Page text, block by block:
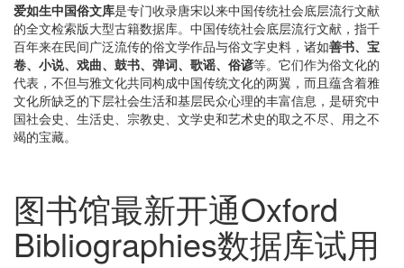
爱如生中国俗文库是专门收录唐宋以来中国传统社会底层流行文献
的全文检索版大型古籍数据库。中国传统社会底层流行文献，指千
百年来在民间广泛流传的俗文学作品与俗文字史料，诸如善书、宝
卷、小说、戏曲、鼓书、弹词、歌谣、俗谚等。它们作为俗文化的
代表，不但与雅文化共同构成中国传统文化的两翼，而且蕴含着雅
文化所缺乏的下层社会生活和基层民众心理的丰富信息，是研究中
国社会史、生活史、宗教史、文学史和艺术史的取之不尽、用之不
竭的宝藏。
图书馆最新开通Oxford
Bibliographies数据库试用